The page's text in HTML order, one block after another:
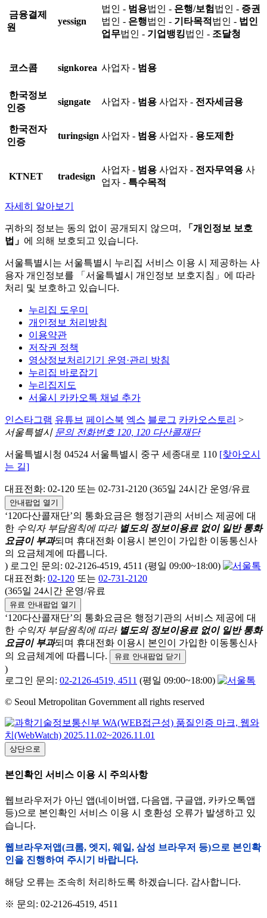
금융결제
원
yessign
법인 - 범용법인 - 은행/보험 법인 - 증권
법인 - 은행법인 - 기타목적 법인 - 법인
업무법인 - 기업뱅킹법인 - 조달청
코스콤 signkorea 사업자 - 범용
한국정보
인증
signgate 사업자 - 범용 사업자 - 전자세금용
한국전자
인증
turingsign 사업자 - 범용 사업자 - 용도제한
KTNET tradesign
사업자 - 범용 사업자 - 전자무역용 사
업자 - 특수목적
자세히 알아보기
귀하의 정보는 동의 없이 공개되지 않으며,
「개인정보 보호
법」 에 의해 보호되고 있습니다.
서울특별시는 서울특별시 누리집 서비스 이용 시 제공하는 사
용자 개인정보를 「서울특별시 개인정보 보호지침」에 따라
처리 및 보호하고 있습니다.
누리집 도우미
개인정보 처리방침
이용약관
저작권 정책
영상정보처리기기 운영·관리 방침
누리집 바로잡기
누리집지도
서울시 카카오톡 채널 추가
인스타그램 유튜브 페이스북 엑스 블로그 카카오스토리 >
서울특별시 문의 전화번호 120, 120 다산콜재단
서울특별시청 04524 서울특별시 중구 세종대로 110 [찾아오시
는 길]
대표전화: 02-120 또는 02-731-2120 (365일 24시간 운영/유료
안내팝업 열기
‘120다산콜재단’의 통화요금은 행정기관의 서비스 제공에 대
한 수익자 부담원칙에 따라 별도의 정보이용료 없이 일반 통화
요금이 부과되며 휴대전화 이용시 본인이 가입한 이동통신사
의 요금체계에 따릅니다.
) 로그인 문의: 02-2126-4519, 4511 (평일 09:00~18:00)
대표전화: 02-120 또는 02-731-2120
(365일 24시간 운영/유료
유료 안내팝업 열기
‘120다산콜재단’의 통화요금은 행정기관의 서비스 제공에 대
한 수익자 부담원칙에 따라 별도의 정보이용료 없이 일반 통화
요금이 부과되며 휴대전화 이용시 본인이 가입한 이동통신사
의 요금체계에 따릅니다.
유료 안내팝업 닫기
)
로그인 문의: 02-2126-4519, 4511 (평일 09:00~18:00)
© Seoul Metropolitan Government all rights reserved
상단으로
본인확인 서비스 이용 시 주의사항
웹브라우저가 아닌 앱(네이버앱, 다음앱, 구글앱, 카카오톡앱
등)으로 본인확인 서비스 이용 시 호환성 오류가 발생하고 있
습니다.
웹브라우저앱(크롬, 엣지, 웨일, 삼성 브라우저 등)으로 본인확
인을 진행하여 주시기 바랍니다.
해당 오류는 조속히 처리하도록 하겠습니다. 감사합니다.
※ 문의: 02-2126-4519, 4511